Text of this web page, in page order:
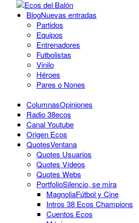
BlogNuevas entradas
Partidos
Equipos
Entrenadores
Futbolistas
Vinilo
Héroes
Pares o Nones
ColumnasOpiniones
Radio 38ecos
Canal Youtube
Origen Ecos
QuotesVentana
Quotes Usuarios
Quotes Vídeos
Quotes Webs
PortfolioSilencio, se mira
MagnoliaFútbol y Cine
Intros 38 Ecos Champions
Cuentos Ecos